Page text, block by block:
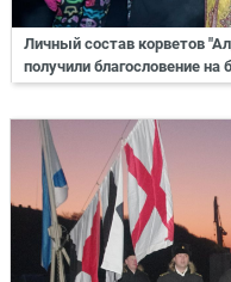
Личный состав корветов
получили благословение